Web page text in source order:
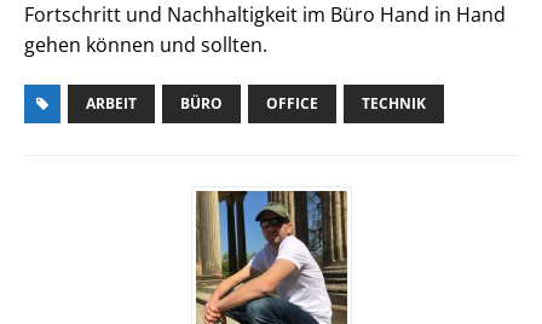
Fortschritt und Nachhaltigkeit im Büro Hand in Hand
gehen können und sollten.
ARBEIT BÜRO OFFICE TECHNIK